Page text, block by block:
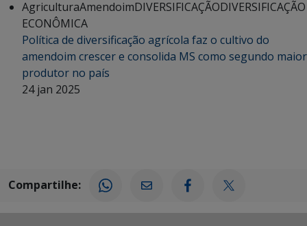
AgriculturaAmendoimDIVERSIFICAÇÃODIVERSIFICAÇÃO
ECONÔMICA
Política de diversificação agrícola faz o cultivo do
amendoim crescer e consolida MS como segundo maior
produtor no país
24 jan 2025
Compartilhe: